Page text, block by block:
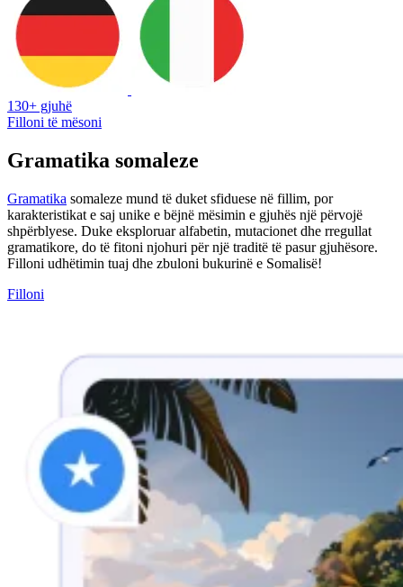
130+ gjuhë
Filloni të mësoni
Gramatika somaleze
Gramatika somaleze mund të duket sfiduese në fillim, por
karakteristikat e saj unike e bëjnë mësimin e gjuhës një përvojë
shpërblyese. Duke eksploruar alfabetin, mutacionet dhe rregullat
gramatikore, do të fitoni njohuri për një traditë të pasur gjuhësore.
Filloni udhëtimin tuaj dhe zbuloni bukurinë e Somalisë!
Filloni